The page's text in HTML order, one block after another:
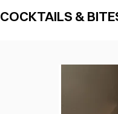
COCKTAILS &